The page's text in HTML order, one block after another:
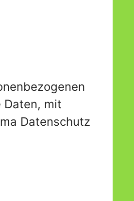
Daten, mit
Datenschutz